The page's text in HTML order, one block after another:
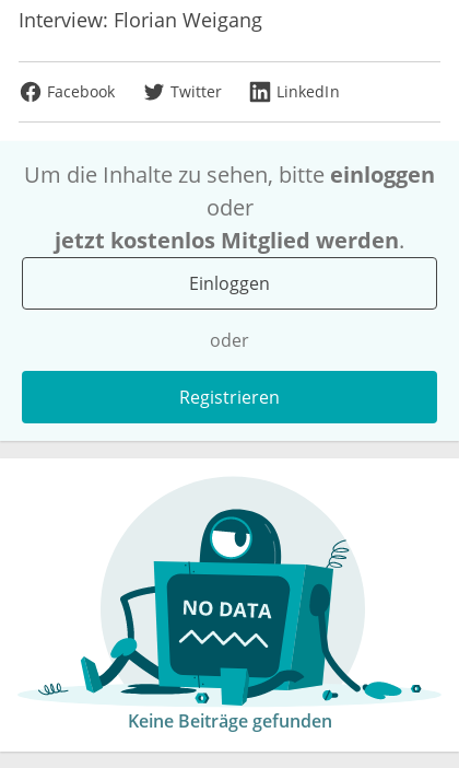
Interview: Florian Weigang
Facebook Twitter LinkedIn
Um die Inhalte zu sehen, bitte einloggen
oder
jetzt kostenlos Mitglied werden.
Einloggen
oder
Registrieren
Keine Beiträge gefunden